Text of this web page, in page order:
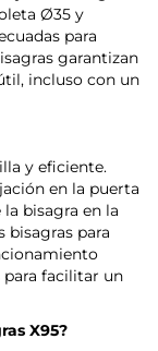
Ø35 y
para
garantizan
incluso con un
y eficiente.
en la puerta
bisagra en la
bisagras para
para facilitar un
X95?